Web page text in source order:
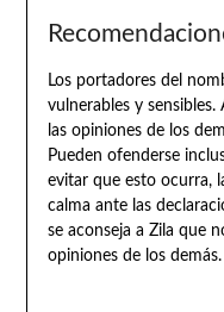
Los portadores del
vulnerables y
las opiniones de los
Pueden ofenderse
evitar que esto ocurra,
calma ante las
se aconseja a Zila que
opiniones de los demás.